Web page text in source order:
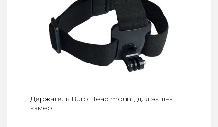
Держатель Buro Head mount, для экшн-
камер